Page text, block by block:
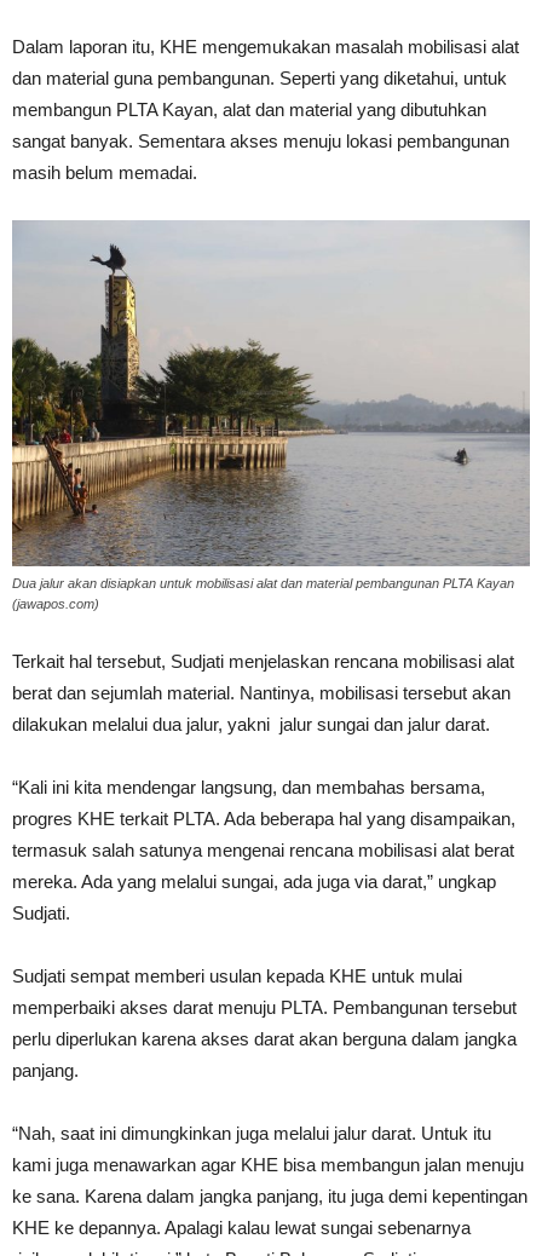
Dalam laporan itu, KHE mengemukakan masalah mobilisasi alat
dan material guna pembangunan. Seperti yang diketahui, untuk
membangun PLTA Kayan, alat dan material yang dibutuhkan
sangat banyak. Sementara akses menuju lokasi pembangunan
masih belum memadai.
Dua jalur akan disiapkan untuk mobilisasi alat dan material pembangunan PLTA Kayan
(jawapos.com)
Terkait hal tersebut, Sudjati menjelaskan rencana mobilisasi alat
berat dan sejumlah material. Nantinya, mobilisasi tersebut akan
dilakukan melalui dua jalur, yakni jalur sungai dan jalur darat.
“Kali ini kita mendengar langsung, dan membahas bersama,
progres KHE terkait PLTA. Ada beberapa hal yang disampaikan,
termasuk salah satunya mengenai rencana mobilisasi alat berat
mereka. Ada yang melalui sungai, ada juga via darat,” ungkap
Sudjati.
Sudjati sempat memberi usulan kepada KHE untuk mulai
memperbaiki akses darat menuju PLTA. Pembangunan tersebut
perlu diperlukan karena akses darat akan berguna dalam jangka
panjang.
“Nah, saat ini dimungkinkan juga melalui jalur darat. Untuk itu
kami juga menawarkan agar KHE bisa membangun jalan menuju
ke sana. Karena dalam jangka panjang, itu juga demi kepentingan
KHE ke depannya. Apalagi kalau lewat sungai sebenarnya